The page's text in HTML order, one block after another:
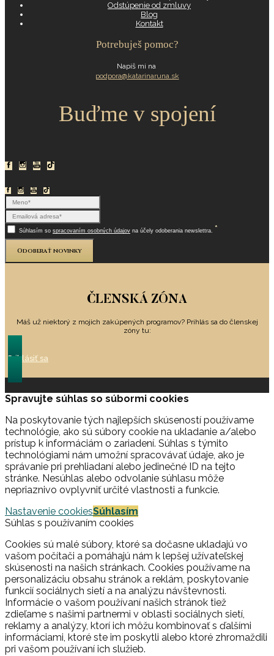
Odstúpenie od zmluvy
Blog
Kontakt
Potrebuješ pomoc?
Napíš mi na
podpora@katarinaruna.sk
Buďme v spojení
Súhlasím so spracovaním osobných údajov na účely odoberania newslettra. *
Odoberať novinky
ČLENSKÁ ZÓNA
Máš už niektorý z mojich zakúpených programov? Prihlás sa do členskej
zóny tu:
Prihlásiť sa
Spravujte súhlas so súbormi cookies
Na poskytovanie tých najlepších skúseností používame
technológie, ako sú súbory cookie na ukladanie a/alebo
prístup k informáciám o zariadení. Súhlas s týmito
technológiami nám umožní spracovávať údaje, ako je
správanie pri prehliadaní alebo jedinečné ID na tejto
stránke. Nesúhlas alebo odvolanie súhlasu môže
nepriaznivo ovplyvniť určité vlastnosti a funkcie.
Nastavenie cookiesSúhlasím
Súhlas s používaním cookies
Cookies sú malé súbory, ktoré sa dočasne ukladajú vo
vašom počítači a pomáhajú nám k lepšej užívateľskej
skúsenosti na našich stránkach. Cookies používame na
personalizáciu obsahu stránok a reklám, poskytovanie
funkcií sociálnych sietí a na analýzu návštevnosti.
Informácie o vašom používaní našich stránok tiež
zdieľame s našimi partnermi v oblasti sociálnych sietí,
reklamy a analýzy, ktorí ich môžu kombinovať s ďalšími
informáciami, ktoré ste im poskytli alebo ktoré zhromaždili
pri vašom používaní ich služieb.